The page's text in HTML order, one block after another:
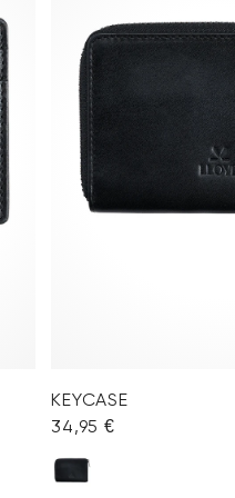
KEYCASE
34,95 €